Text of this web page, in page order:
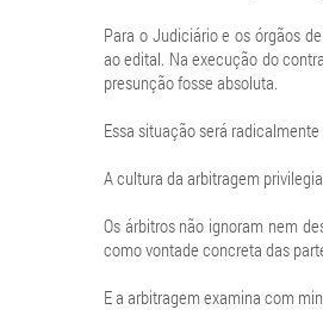
Para o Judiciário e os órgãos
ao edital. Na execução do
presunção fosse absoluta.
Essa situação será
A cultura da arbitragem
Os árbitros não ignoram nem
como vontade concreta das
E a arbitragem examina com